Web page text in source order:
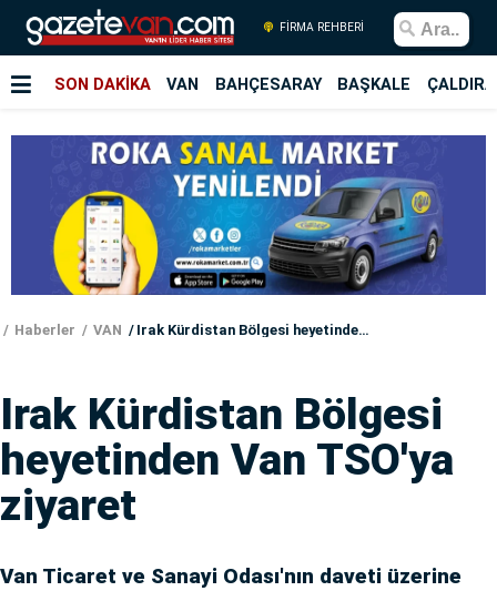
FİRMA REHBERİ
SON DAKİKA VAN BAHÇESARAY BAŞKALE
Haberler VAN Irak Kürdistan Bölgesi heyetinden Van TSO'ya ziyaret
Irak Kürdistan Bölgesi
heyetinden Van TSO'ya
ziyaret
Van Ticaret ve Sanayi Odası'nın daveti üzerine